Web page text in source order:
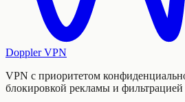
Doppler VPN
VPN с приоритетом
блокировкой рекламы и фильтрацией